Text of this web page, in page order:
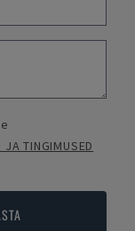
JA TINGIMUSED